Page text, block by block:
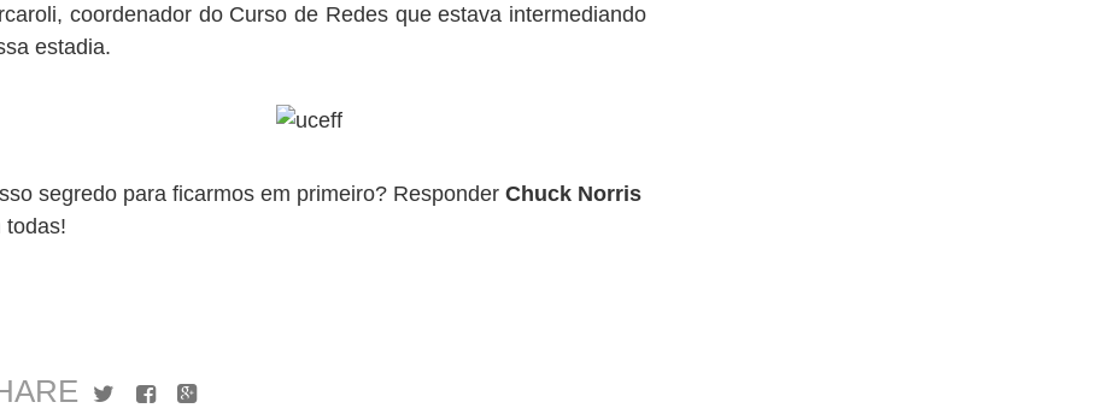
coordenador do Curso de Redes que estava intermediando
estadia.
segredo para ficarmos em primeiro? Responder Chuck Norris
todas!
TwitterFacebook
Google+